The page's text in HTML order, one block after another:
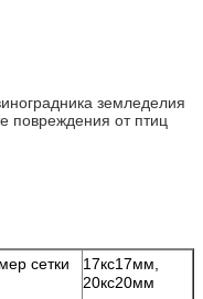
земледелия
повреждения от птиц
сетки
17кс17мм,
20кс20мм